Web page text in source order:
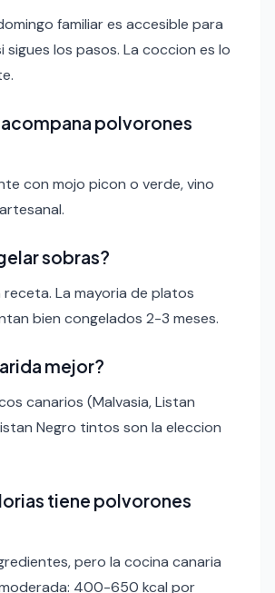
familiar es accesible para
sigues los pasos. La coccion es lo
acompana polvorones
con mojo picon o verde, vino
sobras?
receta. La mayoria de platos
bien congelados 2-3 meses.
mejor?
canarios (Malvasia, Listan
Negro tintos son la eleccion
tiene polvorones
pero la cocina canaria
400-650 kcal por